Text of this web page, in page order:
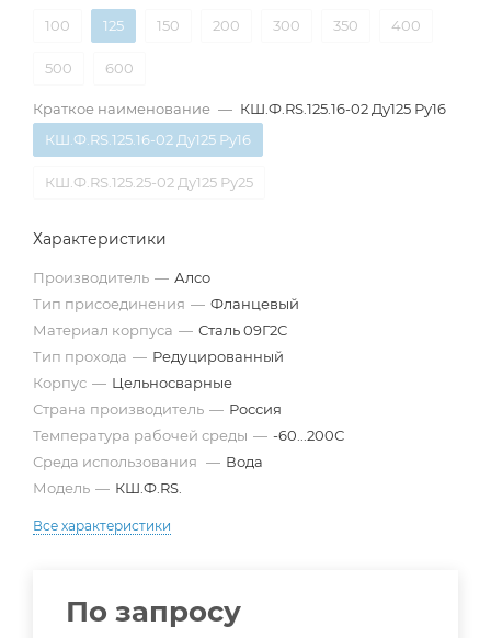
100 125 150 200 300 350 400
500 600
Краткое наименование — КШ.Ф.RS.125.16-02 Ду125 Ру16
КШ.Ф.RS.125.16-02 Ду125 Ру16
КШ.Ф.RS.125.25-02 Ду125 Ру25
Характеристики
Производитель — Алсо
Тип присоединения — Фланцевый
Материал корпуса — Сталь 09Г2С
Тип прохода — Редуцированный
Корпус — Цельносварные
Страна производитель — Россия
Температура рабочей среды — -60...200С
Среда использования — Вода
Модель — КШ.Ф.RS.
Все характеристики
По запросу